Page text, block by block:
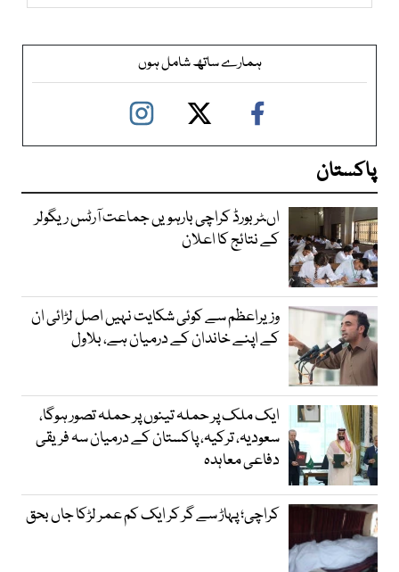
ہمارے ساتھ شامل ہوں
پاکستان
اںٹر بورڈ کراچی بارہویں جماعت آرٹس ریگولر
کے نتائج کا اعلان
وزیراعظم سے کوئی شکایت نہیں اصل لڑائی ان
کے اپنے خاندان کے درمیان ہے، بلاول
ایک ملک پر حملہ تینوں پر حملہ تصور ہوگا،
سعودیہ، ترکیہ، پاکستان کے درمیان سہ فریقی
دفاعی معاہدہ
کراچی؛ پہاڑ سے گر کر ایک کم عمر لڑکا جاں بحق